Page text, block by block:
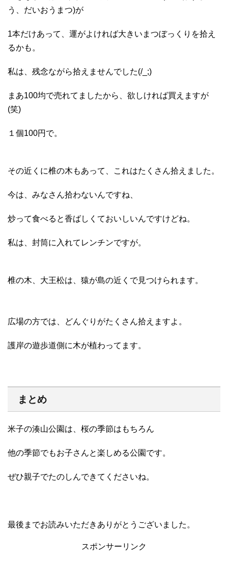
う、だいおうまつ)が
1本だけあって、運がよければ大きいまつぼっくりを拾え
るかも。
私は、残念ながら拾えませんでした(/_;)
まあ100均で売れてましたから、欲しければ買えますが
(笑)
１個100円で。
その近くに椎の木もあって、これはたくさん拾えました。
今は、みなさん拾わないんですね、
炒って食べると香ばしくておいしいんですけどね。
私は、封筒に入れてレンチンですが。
椎の木、大王松は、猿が島の近くで見つけられます。
広場の方では、どんぐりがたくさん拾えますよ。
護岸の遊歩道側に木が植わってます。
まとめ
米子の湊山公園は、桜の季節はもちろん
他の季節でもお子さんと楽しめる公園です。
ぜひ親子でたのしんできてくださいね。
最後までお読みいただきありがとうございました。
スポンサーリンク